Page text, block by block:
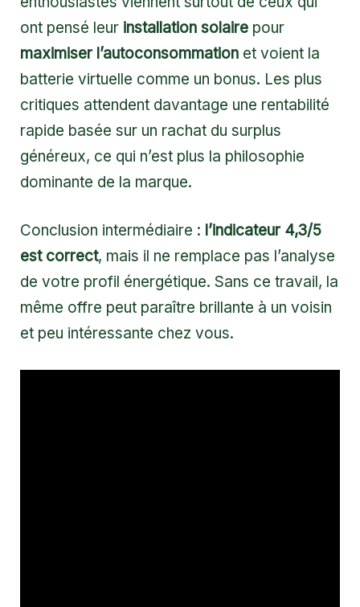
ont pensé leur installation solaire pour
maximiser l’autoconsommation et voient la
batterie virtuelle comme un bonus. Les plus
critiques attendent davantage une rentabilité
rapide basée sur un rachat du surplus
généreux, ce qui n’est plus la philosophie
dominante de la marque.
Conclusion intermédiaire : l’indicateur 4,3/5
est correct, mais il ne remplace pas l’analyse
de votre profil énergétique. Sans ce travail, la
même offre peut paraître brillante à un voisin
et peu intéressante chez vous.